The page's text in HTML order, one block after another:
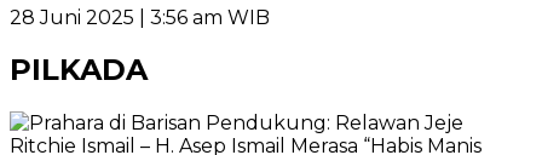
28 Juni 2025 | 3:56 am WIB
PILKADA